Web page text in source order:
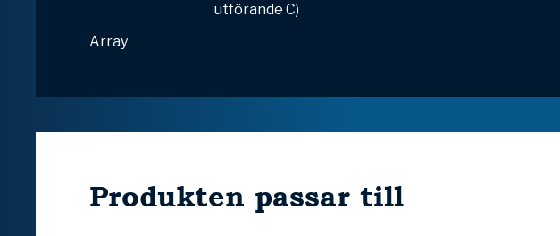
utförande C)
Array
Produkten passar till